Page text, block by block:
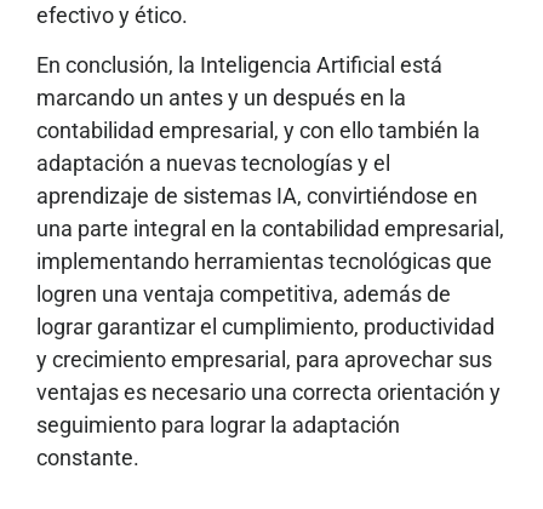
efectivo y ético.
En conclusión, la Inteligencia Artificial está
marcando un antes y un después en la
contabilidad empresarial, y con ello también la
adaptación a nuevas tecnologías y el
aprendizaje de sistemas IA, convirtiéndose en
una parte integral en la contabilidad empresarial,
implementando herramientas tecnológicas que
logren una ventaja competitiva, además de
lograr garantizar el cumplimiento, productividad
y crecimiento empresarial, para aprovechar sus
ventajas es necesario una correcta orientación y
seguimiento para lograr la adaptación
constante.